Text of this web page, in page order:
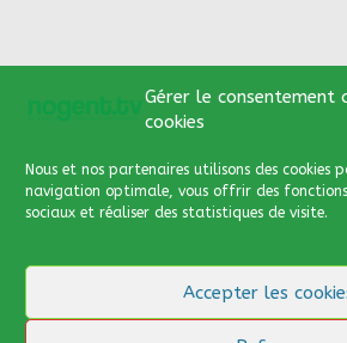
Gérer le consentement
cookies
Nous et nos partenaires utilisons des cookies
navigation optimale, vous offrir des
sociaux et réaliser des statistiques de visite.
Accepter les
Nous contacter par :
contact@nogent.tv
contact
Cliquer
pour y